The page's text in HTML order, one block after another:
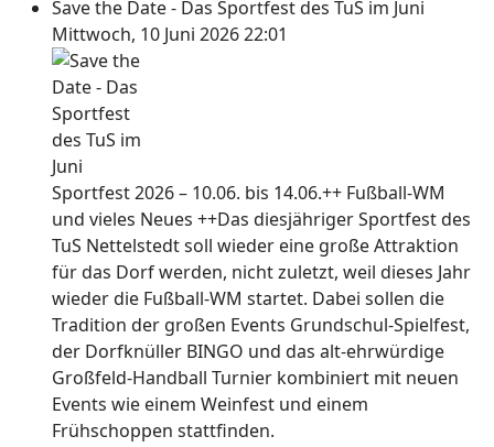
Save the Date - Das Sportfest des TuS im Juni
Mittwoch, 10 Juni 2026 22:01
Sportfest 2026 – 10.06. bis 14.06.++ Fußball-WM
und vieles Neues ++Das diesjähriger Sportfest des
TuS Nettelstedt soll wieder eine große Attraktion
für das Dorf werden, nicht zuletzt, weil dieses Jahr
wieder die Fußball-WM startet. Dabei sollen die
Tradition der großen Events Grundschul-Spielfest,
der Dorfknüller BINGO und das alt-ehrwürdige
Großfeld-Handball Turnier kombiniert mit neuen
Events wie einem Weinfest und einem
Frühschoppen stattfinden.